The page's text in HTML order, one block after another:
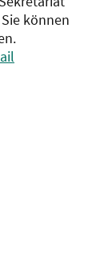
können